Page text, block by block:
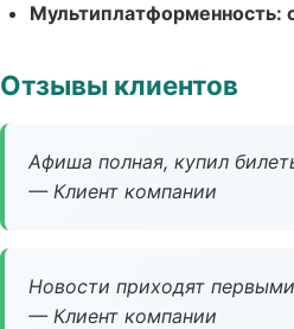
Мультиплатформенность:
Отзывы клиентов
Афиша полная, купил
— Клиент компании
Новости приходят
— Клиент компании